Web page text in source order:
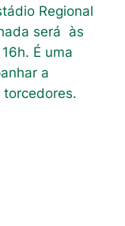
Regional
será às
É uma
a